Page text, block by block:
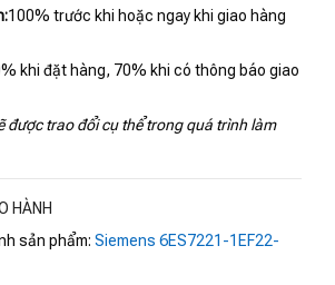
100% trước khi hoặc ngay khi giao hàng
khi đặt hàng, 70% khi có thông báo giao
được trao đổi cụ thể trong quá trình làm
HÀNH
sản phẩm: Siemens 6ES7221-1EF22-